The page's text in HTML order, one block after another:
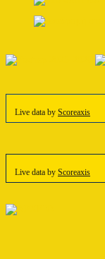
Live data by Scoreaxis
Live data by Scoreaxis